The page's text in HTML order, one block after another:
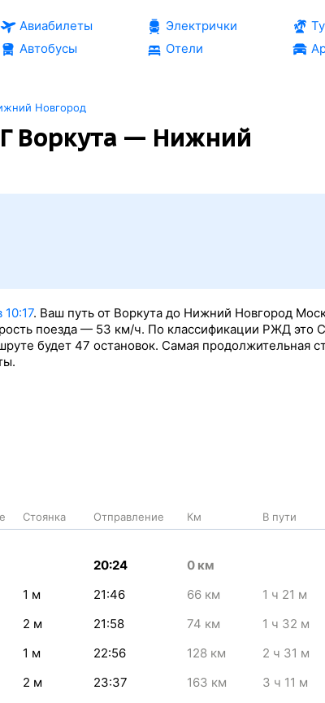
Авиабилеты
Автобусы
Электрички
Отели
Новгород
Воркута — Нижний
. Ваш путь от Воркута до Нижний Новгород
поезда — 53 км/ч. По классификации РЖД это
будет 47 остановок. Самая продолжительная
Стоянка Отправление Км В пути
20:24 0 км
1 м 21:46 66 км 1 ч 21 м
2 м 21:58 74 км 1 ч 32 м
1 м 22:56 128 км 2 ч 31 м
2 м 23:37 163 км 3 ч 11 м